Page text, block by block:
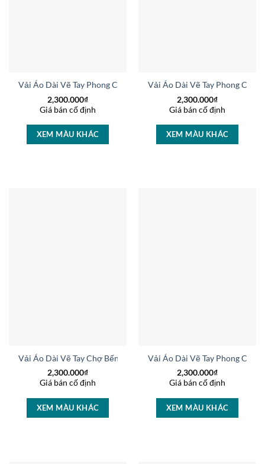
Vải Áo Dài Vẽ Tay Phong Cảnh Sang Trọng AD V14784
2,300.000₫
Giá bán cố định
XEM MÀU KHÁC
Vải Áo Dài Vẽ Tay Phong Cảnh
2,300.000₫
Giá bán cố định
XEM MÀU KHÁC
Vải Áo Dài Vẽ Tay Chợ Bến Thành Mới Ra AD V14778
2,300.000₫
Giá bán cố định
XEM MÀU KHÁC
Vải Áo Dài Vẽ Tay Phong
2,300.000₫
Giá bán cố định
XEM MÀU KHÁC